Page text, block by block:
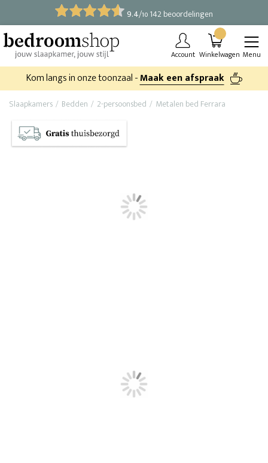
9.4/10 142 beoordelingen
Account Winkelwagen Menu
Kom langs in onze toonzaal -Maak een afspraak
Slaapkamers Bedden 2-persoonsbed Metalen bed Ferrara